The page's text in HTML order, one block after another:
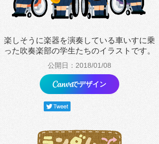
楽しそうに楽器を演奏している車いすに乗
った吹奏楽部の学生たちのイラストです。
公開日：2018/01/08
でデザイン